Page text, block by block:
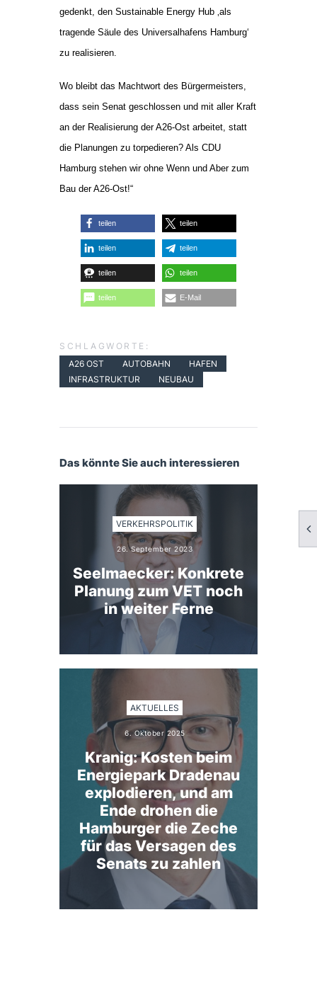
gedenkt, den Sustainable Energy Hub ‚als
tragende Säule des Universalhafens Hamburg‘
zu realisieren.
Wo bleibt das Machtwort des Bürgermeisters,
dass sein Senat geschlossen und mit aller Kraft
an der Realisierung der A26-Ost arbeitet, statt
die Planungen zu torpedieren? Als CDU
Hamburg stehen wir ohne Wenn und Aber zum
Bau der A26-Ost!“
teilen teilen
teilen teilen
teilen teilen
teilen E-Mail
SCHLAGWORTE:
A26 OST
AUTOBAHN
HAFEN
INFRASTRUKTUR
NEUBAU
Das könnte Sie auch interessieren
VERKEHRSPOLITIK
26. September 2023
Seelmaecker: Konkrete
Planung zum VET noch
in weiter Ferne
AKTUELLES
6. Oktober 2025
Kranig: Kosten beim
Energiepark Dradenau
explodieren, und am
Ende drohen die
Hamburger die Zeche
für das Versagen des
Senats zu zahlen